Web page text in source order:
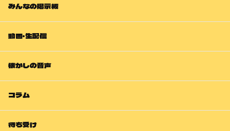
みんなの掲示板
動画・生配信
懐かしの音声
コラム
待ち受け